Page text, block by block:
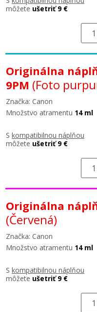
môžete ušetriť 9 €
Originálna
9PM (Foto
Značka: Canon
Množstvo atramentu 14 ml
S kompatibilnou náplňou
môžete ušetriť 9 €
Originálna
(Červená)
Značka: Canon
Množstvo atramentu 14 ml
S kompatibilnou náplňou
môžete ušetriť 9 €